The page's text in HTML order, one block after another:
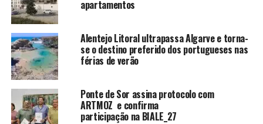
apartamentos
Alentejo Litoral ultrapassa Algarve e torna-
se o destino preferido dos portugueses nas
férias de verão
Ponte de Sor assina protocolo com
ARTMOZ e confirma
participação na BIALE_27